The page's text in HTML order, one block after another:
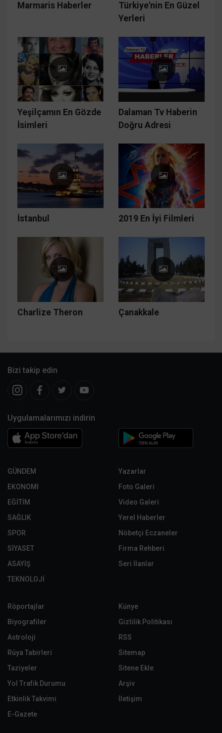
Marmaris Haberler
Türkiye'nin En Güzel
Yerleri
Yeşilçamın En Gözde
İsimleri
Dalaman Tv Haberin
Doğru Adresi
İstanbul 2019 En İyi Filmleri
Charlize Theron Çanakkale
Bizi takip edin
Uygulamalarımızı indirin
GÜNDEM
EKONOMİ
EĞİTİM
SAĞLIK
SPOR
SİYASET
ASAYİŞ
TEKNOLOJİ
Yazarlar
Foto Galeri
Video Galeri
Yerel Haberler
Nöbetçi Eczaneler
Firma Rehberi
Seri İlanlar
Röportajlar
Biyografiler
Astroloji
Rüya Tabirleri
Taziyeler
Yol Trafik Durumu
Etkinlik Takvimi
E-Gazete
Künye
Gizlilik Politikası
RSS
Sitemap
Sitene Ekle
Arşiv
İletişim